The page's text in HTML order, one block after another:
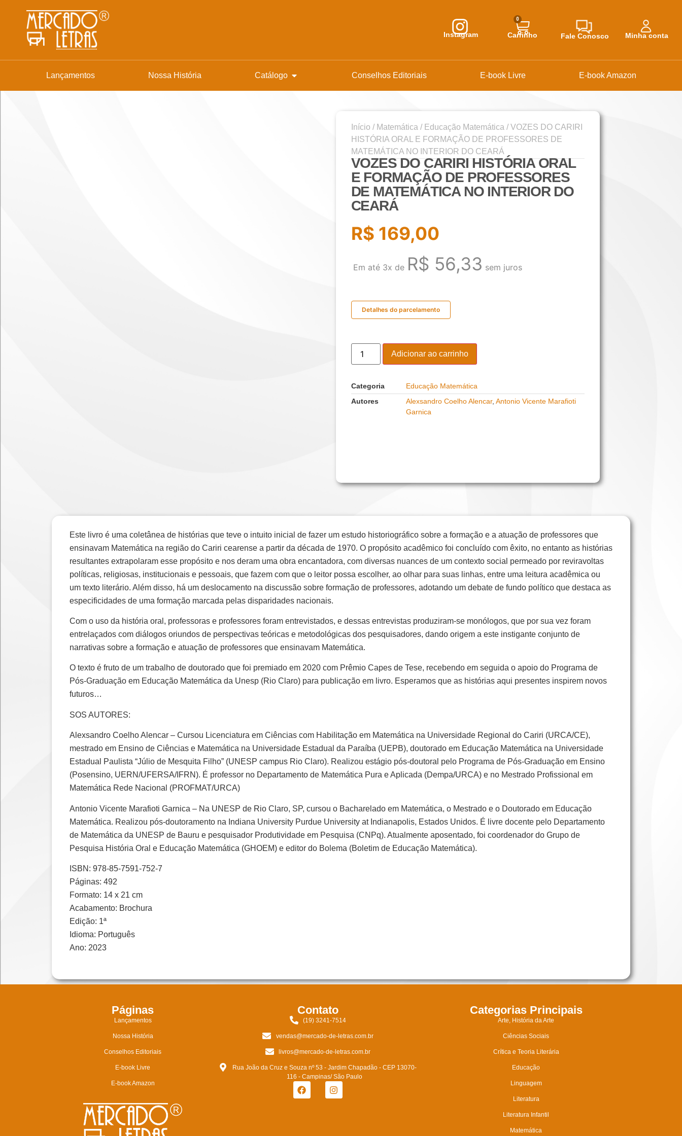
Instagram
0
Carrinho Fale Conosco Minha conta
Lançamentos Nossa História Catálogo Conselhos Editoriais E-book Livre E-book Amazon
Início / Matemática / Educação Matemática / VOZES DO CARIRI
HISTÓRIA ORAL E FORMAÇÃO DE PROFESSORES DE
MATEMÁTICA NO INTERIOR DO CEARÁ
VOZES DO CARIRI HISTÓRIA ORAL
E FORMAÇÃO DE PROFESSORES
DE MATEMÁTICA NO INTERIOR DO
CEARÁ
R$ 169,00
Em até 3x de R$ 56,33 sem juros
Detalhes do parcelamento
Adicionar ao carrinho
Categoria
Educação Matemática
Autores
Alexsandro Coelho Alencar, Antonio Vicente Marafioti
Garnica
Este livro é uma coletânea de histórias que teve o intuito inicial de fazer um estudo historiográfico sobre a formação e a atuação de professores que
ensinavam Matemática na região do Cariri cearense a partir da década de 1970. O propósito acadêmico foi concluído com êxito, no entanto as histórias
resultantes extrapolaram esse propósito e nos deram uma obra encantadora, com diversas nuances de um contexto social permeado por reviravoltas
políticas, religiosas, institucionais e pessoais, que fazem com que o leitor possa escolher, ao olhar para suas linhas, entre uma leitura acadêmica ou
um texto literário. Além disso, há um deslocamento na discussão sobre formação de professores, adotando um debate de fundo político que destaca as
especificidades de uma formação marcada pelas disparidades nacionais.
Com o uso da história oral, professoras e professores foram entrevistados, e dessas entrevistas produziram-se monólogos, que por sua vez foram
entrelaçados com diálogos oriundos de perspectivas teóricas e metodológicas dos pesquisadores, dando origem a este instigante conjunto de
narrativas sobre a formação e atuação de professores que ensinavam Matemática.
O texto é fruto de um trabalho de doutorado que foi premiado em 2020 com Prêmio Capes de Tese, recebendo em seguida o apoio do Programa de
Pós-Graduação em Educação Matemática da Unesp (Rio Claro) para publicação em livro. Esperamos que as histórias aqui presentes inspirem novos
futuros…
SOS AUTORES:
Alexsandro Coelho Alencar – Cursou Licenciatura em Ciências com Habilitação em Matemática na Universidade Regional do Cariri (URCA/CE),
mestrado em Ensino de Ciências e Matemática na Universidade Estadual da Paraíba (UEPB), doutorado em Educação Matemática na Universidade
Estadual Paulista “Júlio de Mesquita Filho” (UNESP campus Rio Claro). Realizou estágio pós-doutoral pelo Programa de Pós-Graduação em Ensino
(Posensino, UERN/UFERSA/IFRN). É professor no Departamento de Matemática Pura e Aplicada (Dempa/URCA) e no Mestrado Profissional em
Matemática Rede Nacional (PROFMAT/URCA)
Antonio Vicente Marafioti Garnica – Na UNESP de Rio Claro, SP, cursou o Bacharelado em Matemática, o Mestrado e o Doutorado em Educação
Matemática. Realizou pós-doutoramento na Indiana University Purdue University at Indianapolis, Estados Unidos. É livre docente pelo Departamento
de Matemática da UNESP de Bauru e pesquisador Produtividade em Pesquisa (CNPq). Atualmente aposentado, foi coordenador do Grupo de
Pesquisa História Oral e Educação Matemática (GHOEM) e editor do Bolema (Boletim de Educação Matemática).
ISBN: 978-85-7591-752-7
Páginas: 492
Formato: 14 x 21 cm
Acabamento: Brochura
Edição: 1ª
Idioma: Português
Ano: 2023
Páginas
Lançamentos
Nossa História
Conselhos Editoriais
E-book Livre
E-book Amazon
Contato
(19) 3241-7514
vendas@mercado-de-letras.com.br
livros@mercado-de-letras.com.br
Rua João da Cruz e Souza nº 53 - Jardim Chapadão - CEP 13070-
116 - Campinas/ São Paulo
Categorias Principais
Arte, História da Arte
Ciências Sociais
Crítica e Teoria Literária
Educação
Linguagem
Literatura
Literatura Infantil
Matemática